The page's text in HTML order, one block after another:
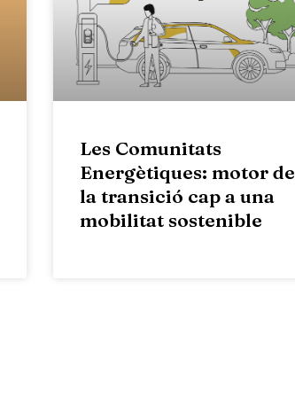
Les Comunitats
Energètiques: motor de
la transició cap a una
mobilitat sostenible